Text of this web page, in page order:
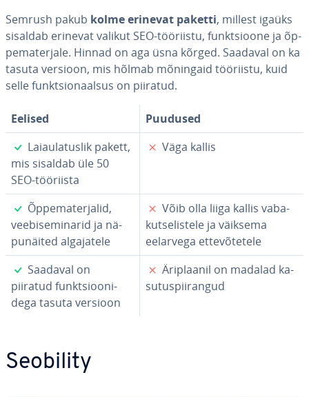
Semrush pakub kolme erinevat paketti, millest igaüks
sisaldab erinevat valikut SEO-tööriistu, funkt­sioone ja õp­
pe­ma­ter­jale. Hinnad on aga üsna kõrged. Saadaval on ka
tasuta versioon, mis hõlmab mõningaid tööriistu, kuid
selle funkt­sio­naal­sus on piiratud.
Eelised
Puudused
✓
Laiaula­tus­lik pakett,
mis sisaldab üle 50
SEO-tööriista
✗
Väga kallis
✓
Õp­pe­ma­ter­ja­lid,
vee­bi­se­mi­na­rid ja nä­
pu­näi­ted al­ga­ja­tele
✗
Võib olla liiga kallis va­ba­
kut­se­lis­tele ja väiksema
eelarvega et­te­võ­te­tele
✓
Saadaval on
piiratud funkt­sioo­ni­
dega tasuta versioon
✗
Äri­plaa­nil on madalad ka­
su­tus­piiran­gud
Seobility